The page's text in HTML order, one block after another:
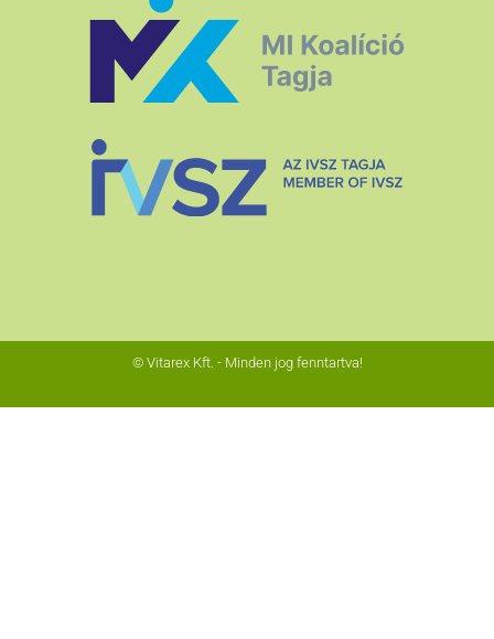
© Vitarex Kft. - Minden jog fenntartva!